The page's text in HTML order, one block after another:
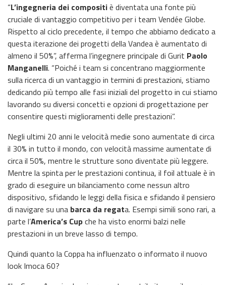
“L’ingegneria dei compositiè diventata una fonte più
cruciale di vantaggio competitivo per i team Vendée Globe.
Rispetto al ciclo precedente, il tempo che abbiamo dedicato a
questa iterazione dei progetti della Vandea è aumentato di
almeno il 50%”, afferma l’ingegnere principale di Gurit Paolo
Manganelli. “Poiché i team si concentrano maggiormente
sulla ricerca di un vantaggio in termini di prestazioni, stiamo
dedicando più tempo alle fasi iniziali del progetto in cui stiamo
lavorando su diversi concetti e opzioni di progettazione per
consentire questi miglioramenti delle prestazioni”.
Negli ultimi 20 anni le velocità medie sono aumentate di circa
il 30% in tutto il mondo, con velocità massime aumentate di
circa il 50%, mentre le strutture sono diventate più leggere.
Mentre la spinta per le prestazioni continua, il foil attuale è in
grado di eseguire un bilanciamento come nessun altro
dispositivo, sfidando le leggi della fisica e sfidando il pensiero
di navigare su una barca da regata. Esempi simili sono rari, a
parte l’America’s Cupche ha visto enormi balzi nelle
prestazioni in un breve lasso di tempo.
Quindi quanto la Coppa ha influenzato o informato il nuovo
look Imoca 60?